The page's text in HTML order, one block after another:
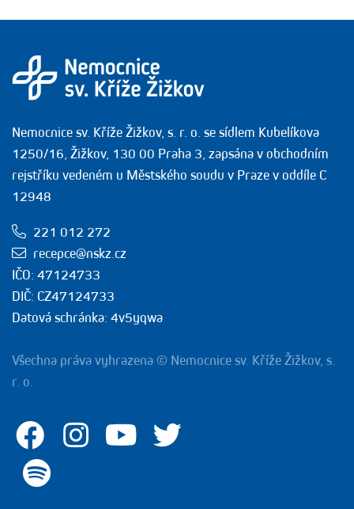
Nemocnice sv. Kříže Žižkov, s. r. o. se sídlem Kubelíkova
1250/16, Žižkov, 130 00 Praha 3, zapsána v obchodním
rejstříku vedeném u Městského soudu v Praze v oddíle C
12948
221 012 272
recepce@nskz.cz
IČO: 47124733
DIČ: CZ47124733
Datová schránka: 4v5yqwa
Všechna práva vyhrazena © Nemocnice sv. Kříže Žižkov, s.
r. o.